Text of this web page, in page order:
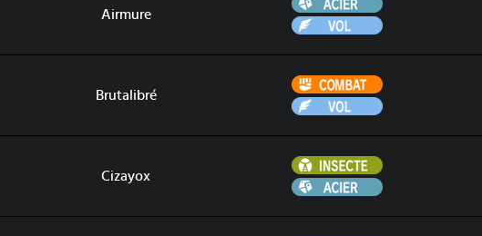
Airmure
Vol
Brutalibré
Combat
Vol
Cizayox
Insecte
Acier